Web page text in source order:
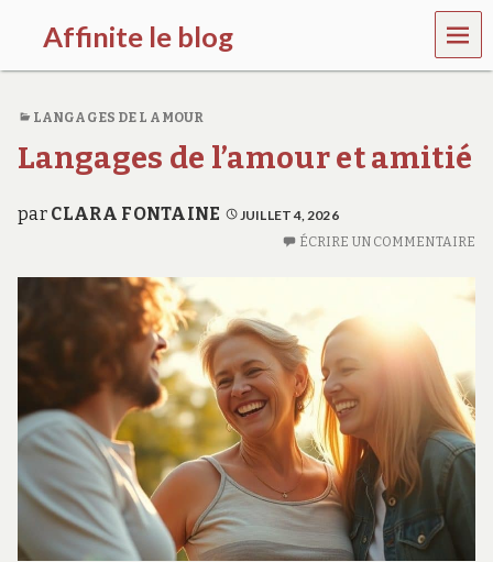
Affinite le blog
e
p
u
s
i
MEN
U
LANGAGES DE L AMOUR
Langages de l’amour et amitié
par CLARA FONTAINE JUILLET 4, 2026
ÉCRIRE UN COMMENTAIRE